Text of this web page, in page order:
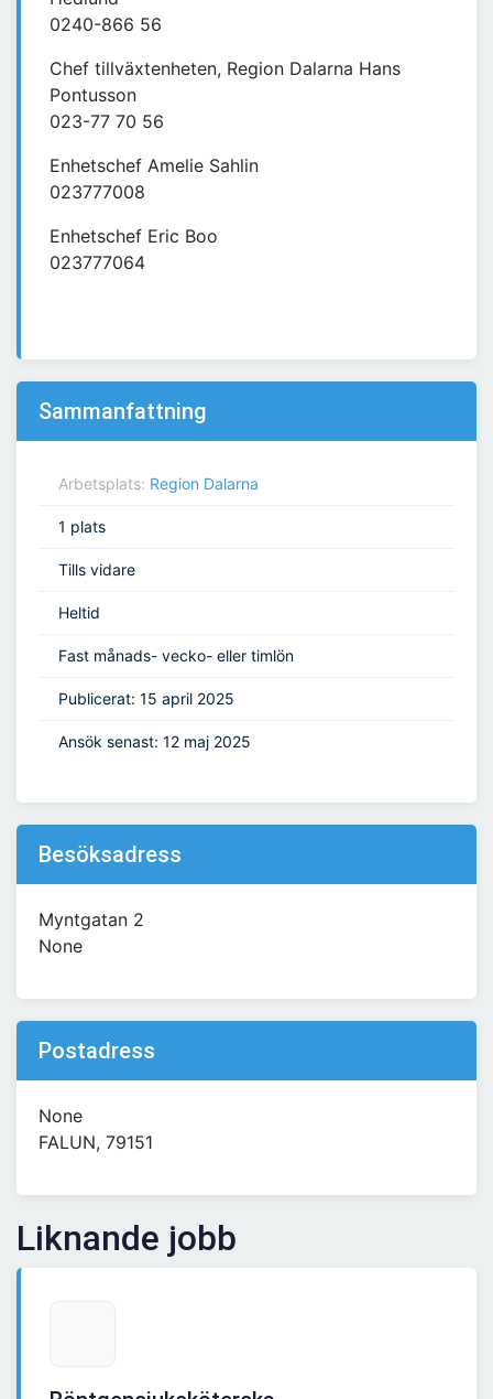
0240-866 56
Chef tillväxtenheten, Region Dalarna Hans
Pontusson
023-77 70 56
Enhetschef Amelie Sahlin
023777008
Enhetschef Eric Boo
023777064
Sammanfattning
Arbetsplats: Region Dalarna
1 plats
Tills vidare
Heltid
Fast månads- vecko- eller timlön
Publicerat: 15 april 2025
Ansök senast: 12 maj 2025
Besöksadress
Myntgatan 2
None
Postadress
None
FALUN, 79151
Liknande jobb